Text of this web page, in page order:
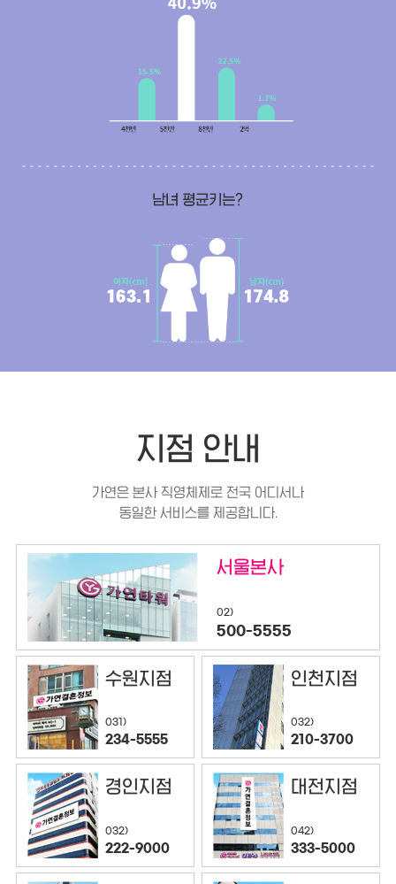
지점 안내
가연은 본사 직영체제로 전국 어디서나
동일한 서비스를 제공합니다.
서울본사
02)
500-5555
수원지점
031)
234-5555
인천지점
032)
210-3700
경인지점
032)
222-9000
대전지점
042)
333-5000